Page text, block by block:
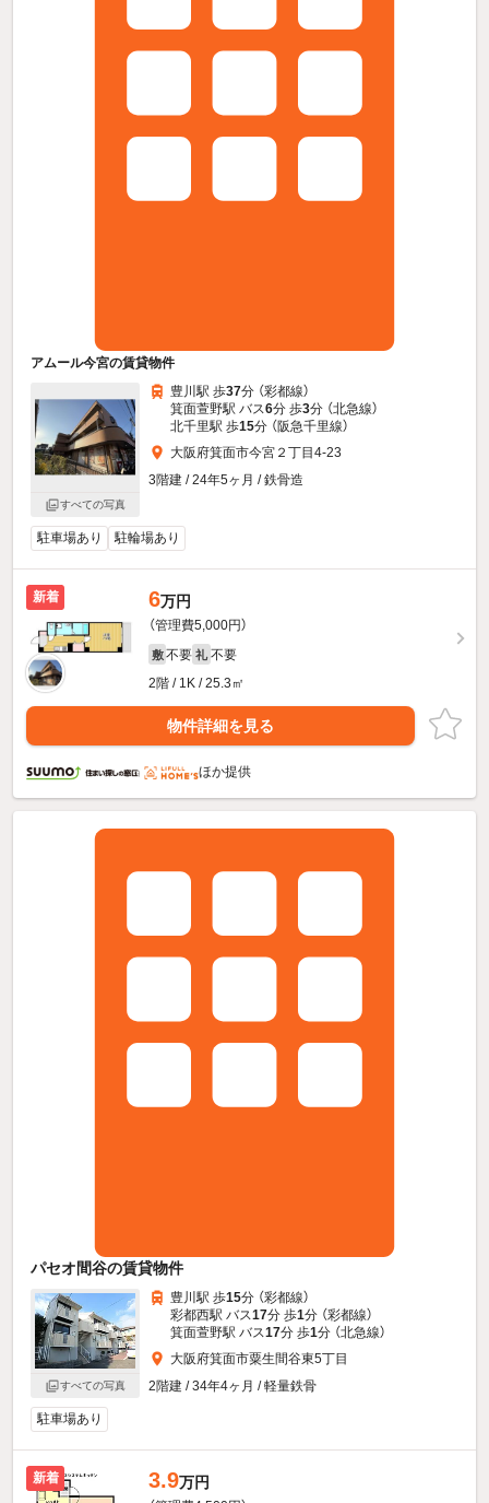
アムール今宮の賃貸物件
すべての写真
豊川駅 歩37分 （彩都線）
箕面萱野駅 バス6分 歩3分 （北急線）
北千里駅 歩15分 （阪急千里線）
大阪府箕面市今宮２丁目4-23
3階建 / 24年5ヶ月 / 鉄骨造
駐車場あり 駐輪場あり
新着 6万円
（管理費5,000円）
敷 不要 礼 不要
2階 / 1K / 25.3㎡
物件詳細を見る
ほか提供
パセオ間谷の賃貸物件
すべての写真
豊川駅 歩15分 （彩都線）
彩都西駅 バス17分 歩1分 （彩都線）
箕面萱野駅 バス17分 歩1分 （北急線）
大阪府箕面市粟生間谷東5丁目
2階建 / 34年4ヶ月 / 軽量鉄骨
駐車場あり
新着 3.9万円